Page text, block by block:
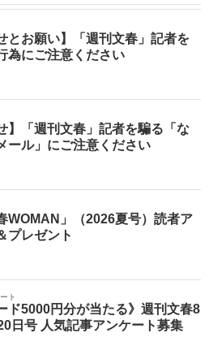
とお願い】「週刊文春」記者を
為にご注意ください
】「週刊文春」記者を騙る「な
ール」にご注意ください
WOMAN」（2026夏号）読者ア
プレゼント
ト
ド5000円分が当たる》週刊文春8
日号 人気記事アンケート募集